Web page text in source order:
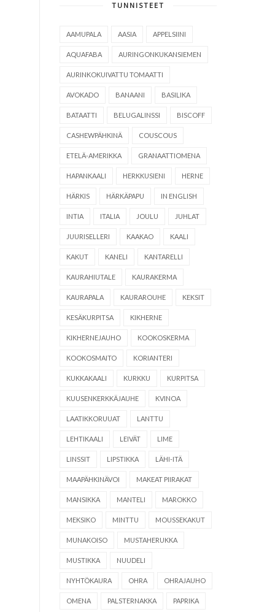
TUNNISTEET
AAMUPALA AASIA APPELSIINI
AQUAFABA AURINGONKUKANSIEMEN
AURINKOKUIVATTU TOMAATTI
AVOKADO BANAANI BASILIKA
BATAATTI BELUGALINSSI BISCOFF
CASHEWPÄHKINÄ COUSCOUS
ETELÄ-AMERIKKA GRANAATTIOMENA
HAPANKAALI HERKKUSIENI HERNE
HÄRKIS HÄRKÄPAPU IN ENGLISH
INTIA ITALIA JOULU JUHLAT
JUURISELLERI KAAKAO KAALI
KAKUT KANELI KANTARELLI
KAURAHIUTALE KAURAKERMA
KAURAPALA KAURAROUHE KEKSIT
KESÄKURPITSA KIKHERNE
KIKHERNEJAUHO KOOKOSKERMA
KOOKOSMAITO KORIANTERI
KUKKAKAALI KURKKU KURPITSA
KUUSENKERKKÄJAUHE KVINOA
LAATIKKORUUAT LANTTU
LEHTIKAALI LEIVÄT LIME
LINSSIT LIPSTIKKA LÄHI-ITÄ
MAAPÄHKINÄVOI MAKEAT PIIRAKAT
MANSIKKA MANTELI MAROKKO
MEKSIKO MINTTU MOUSSEKAKUT
MUNAKOISO MUSTAHERUKKA
MUSTIKKA NUUDELI
NYHTÖKAURA OHRA OHRAJAUHO
OMENA PALSTERNAKKA PAPRIKA